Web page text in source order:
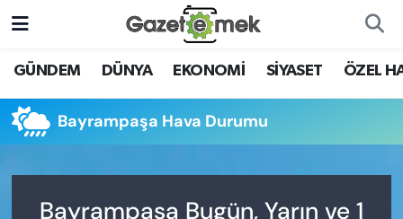
GÜNDEM DÜNYA EKONOMİ SİYASET ÖZEL
Bayrampaşa Hava Durumu
Bayrampaşa Bugün, Yarın ve 1
DÜNYA
EKONOMİ
YENİ MEDYADA EMEK
Nöbetçi Eczaneler
Hava Durumu
Trafik Durumu